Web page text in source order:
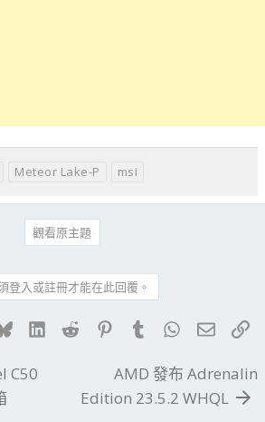
Meteor Lake-P msi
觀看原主題
登入或註冊才能在此回覆。
BlueskyLinkedIn
Reddit PinterestTumblrWhatsApp
電子
C50
AMD 發布 Adrenalin
Edition 23.5.2 WHQL